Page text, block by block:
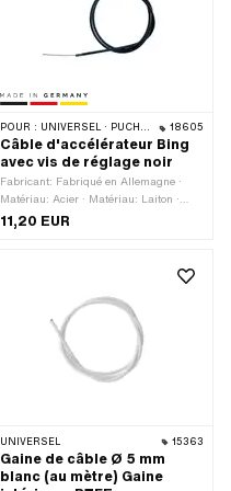
POUR : UNIVERSEL · PUCH · SACHS · ZÜNDAPP BELMONDO 18605
Câble d'accélérateur Bing
avec vis de réglage noir
Fabricant: Fabriqué en Allemagne ·
Matériau: Acier · Matériau: Laiton ·
Matériau: Plastique · Nombre: 1 pcs ·
Cylindre · Longueur totale: 1240 mm
11,20 EUR
UNIVERSEL 15363
Gaine de câble Ø 5 mm
blanc (au mètre) Gaine